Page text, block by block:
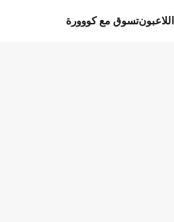
اللاعبونتسوق مع كووورة